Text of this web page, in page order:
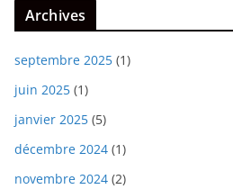
Archives
septembre 2025 (1)
juin 2025 (1)
janvier 2025 (5)
décembre 2024 (1)
novembre 2024 (2)